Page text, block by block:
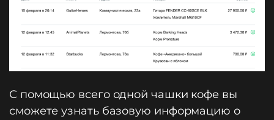
С помощью всего одной чашки кофе вы
сможете узнать базовую информацию о